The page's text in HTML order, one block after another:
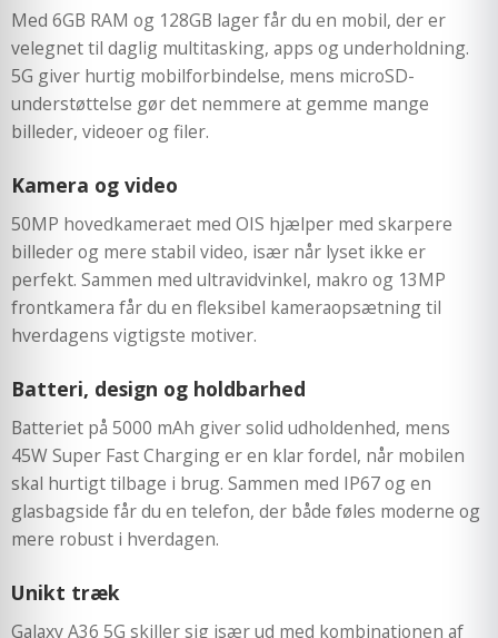
Med 6GB RAM og 128GB lager får du en mobil, der er
velegnet til daglig multitasking, apps og underholdning.
5G giver hurtig mobilforbindelse, mens microSD-
understøttelse gør det nemmere at gemme mange
billeder, videoer og filer.
Kamera og video
50MP hovedkameraet med OIS hjælper med skarpere
billeder og mere stabil video, især når lyset ikke er
perfekt. Sammen med ultravidvinkel, makro og 13MP
frontkamera får du en fleksibel kameraopsætning til
hverdagens vigtigste motiver.
Batteri, design og holdbarhed
Batteriet på 5000 mAh giver solid udholdenhed, mens
45W Super Fast Charging er en klar fordel, når mobilen
skal hurtigt tilbage i brug. Sammen med IP67 og en
glasbagside får du en telefon, der både føles moderne og
mere robust i hverdagen.
Unikt træk
Galaxy A36 5G skiller sig især ud med kombinationen af